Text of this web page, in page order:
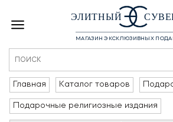
ЭЛИТНЫЙ
МАГАЗИН ЭКСКЛЮЗИВНЫХ
Главная Каталог товаров
Подарочные религиозные издания